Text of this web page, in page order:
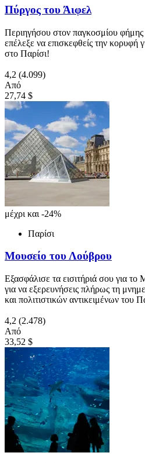
Πύργος του Άιφελ
Περιηγήσου στον παγκοσμίου
επέλεξε να επισκεφθείς την κορυφή
στο Παρίσι!
4,2 (4.099)
Από
27,74 $
μέχρι και -24%
Παρίσι
Μουσείο του Λούβρου
Εξασφάλισε τα εισιτήριά σου για
για να εξερευνήσεις πλήρως τη
και πολιτιστικών αντικειμένων του
4,2 (2.478)
Από
33,52 $